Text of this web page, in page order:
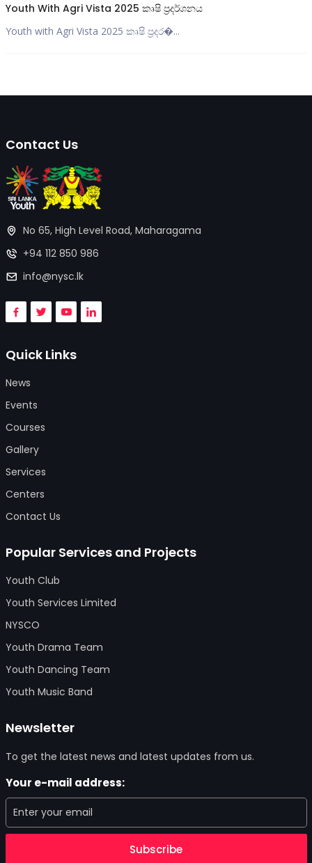
Youth With Agri Vista 2025 කෘෂි ප්‍රදර්ශනය
Youth with Agri Vista 2025 කෘෂි ප්‍රදර�...
Contact Us
No 65, High Level Road, Maharagama
+94 112 850 986
info@nysc.lk
Quick Links
News
Events
Courses
Gallery
Services
Centers
Contact Us
Popular Services and Projects
Youth Club
Youth Services Limited
NYSCO
Youth Drama Team
Youth Dancing Team
Youth Music Band
Newsletter
To get the latest news and latest updates from us.
Your e-mail address:
Subscribe